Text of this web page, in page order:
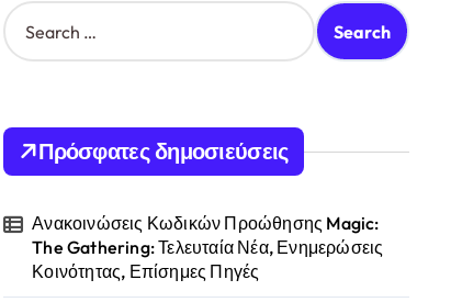
S
e
h
o
:
Πρόσφατες δημοσιεύσεις
Ανακοινώσεις Κωδικών Προώθησης Magic:
The Gathering: Τελευταία Νέα, Ενημερώσεις
Κοινότητας, Επίσημες Πηγές